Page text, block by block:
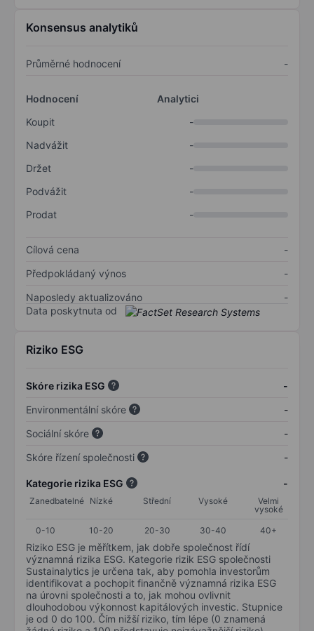
Konsensus analytiků
Průměrné hodnocení -
Hodnocení
Analytici
Koupit
-
Nadvážit
-
Držet
-
Podvážit
-
Prodat
-
Cílová cena
-
Předpokládaný výnos
-
Naposledy aktualizováno
-
Data poskytnuta od
Riziko ESG
Skóre rizika ESG
-
Environmentální skóre
-
Sociální skóre
-
Skóre řízení společnosti
-
Kategorie rizika ESG -
Zanedbatelné Nízké Střední Vysoké
Velmi
vysoké
0-10
10-20 20-30 30-40 40+
Riziko ESG je měřítkem, jak dobře společnost řídí
významná rizika ESG. Kategorie rizik ESG společnosti
Sustainalytics je určena tak, aby pomohla investorům
identifikovat a pochopit finančně významná rizika ESG
na úrovni společnosti a to, jak mohou ovlivnit
dlouhodobou výkonnost kapitálových investic. Stupnice
je od 0 do 100. Čím nižší riziko, tím lépe (0 znamená